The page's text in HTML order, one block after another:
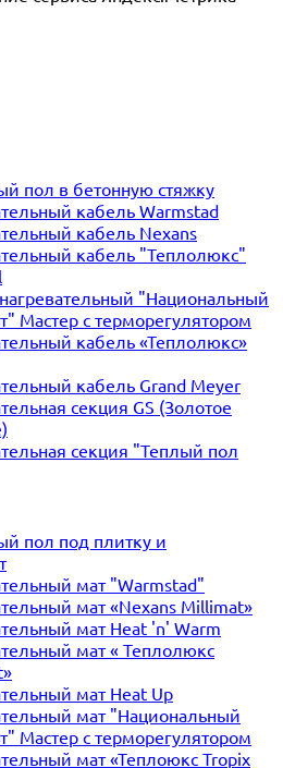
пол в бетонную стяжку
кабель Warmstad
кабель Nexans
кабель "Теплолюкс"
"Национальный
Мастер с терморегулятором
кабель «Теплолюкс»
кабель Grand Meyer
секция GS (Золотое
секция "Теплый пол
пол под плитку и
мат "Warmstad"
мат «Nexans Millimat»
мат Heat 'n' Warm
мат « Теплолюкс
мат Heat Up
мат "Национальный
Мастер с терморегулятором
мат «Теплоюкс Tropix